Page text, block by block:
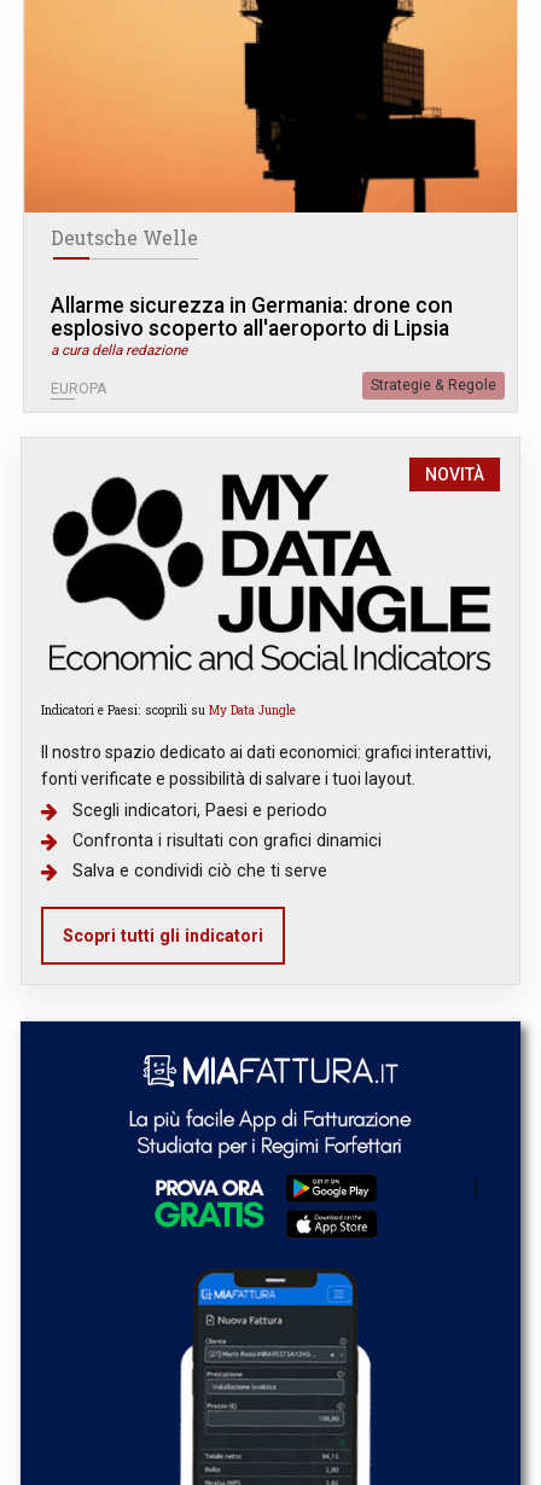
Deutsche Welle
Allarme sicurezza in Germania: drone con
esplosivo scoperto all'aeroporto di Lipsia
a cura della redazione
EUROPA Strategie & Regole
NOVITÀ
Indicatori e Paesi: scoprili su My Data Jungle
Il nostro spazio dedicato ai dati economici: grafici interattivi,
fonti verificate e possibilità di salvare i tuoi layout.
Scegli indicatori, Paesi e periodo
Confronta i risultati con grafici dinamici
Salva e condividi ciò che ti serve
Scopri tutti gli indicatori